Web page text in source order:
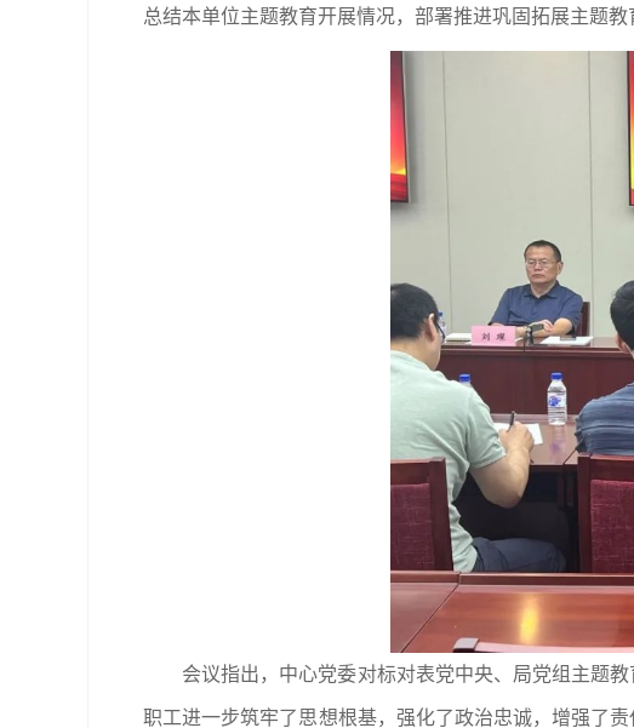
总结本单位主题教育开展情况，部署推进巩固拓展主题
会议指出，中心党委对标对表党中央、局党组主题
职工进一步筑牢了思想根基，强化了政治忠诚，增强了